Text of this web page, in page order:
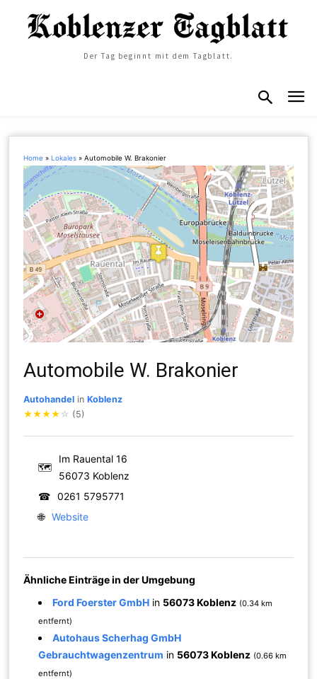
Der Tag beginnt mit dem Tagblatt.
Home »Lokales »Automobile W. Brakonier
Automobile W. Brakonier
Autohandel inKoblenz
★★★★ ☆ (5)
🗺
Im Rauental 16
56073 Koblenz
☎
0261 5795771
🌐 Website
Ähnliche Einträge in der Umgebung
Ford Foerster GmbH in 56073 Koblenz (0.34 km
entfernt)
Autohaus Scherhag GmbH
Gebrauchtwagenzentrum in 56073 Koblenz (0.66 km
entfernt)